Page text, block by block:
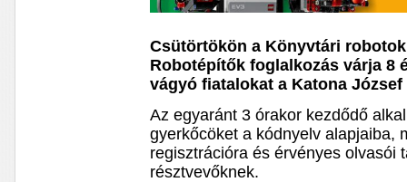
Csütörtökön a Könyvtári
Robotépítők foglalkozás várja 8
vágyó fiatalokat a Katona
Az egyaránt 3 órakor kezdődő
gyerkőcöket a kódnyelv alapjaiba,
regisztrációra és érvényes olvasói
résztvevőknek.